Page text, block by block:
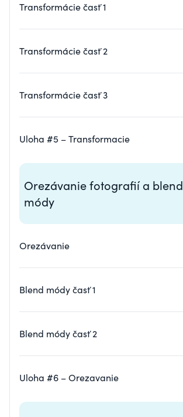
Transformácie časť 1
Transformácie časť 2
Transformácie časť 3
Uloha #5 – Transformacie
Orezávanie fotografií a blend
módy
Orezávanie
Blend módy časť 1
Blend módy časť 2
Uloha #6 – Orezavanie